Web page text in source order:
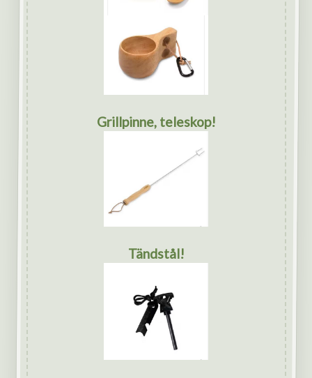
Grillpinne, teleskop!
Tändstål!